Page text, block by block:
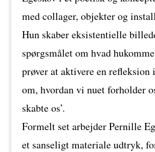
med collager, objekter og
Hun skaber eksistentielle
spørgsmålet om hvad
prøver at aktivere en refleksion
om, hvordan vi nuet forholder
skabte os’.
Formelt set arbejder Pernille
et sanseligt materiale udtryk,